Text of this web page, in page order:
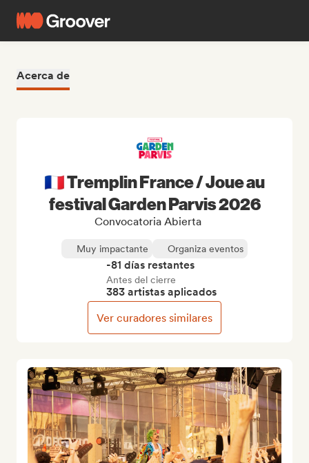
Acerca de
🇫🇷 Tremplin France / Joue au
festival Garden Parvis 2026
Convocatoria Abierta
Muy impactante Organiza eventos
-81 días restantes
Antes del cierre
383 artistas aplicados
Ver curadores similares